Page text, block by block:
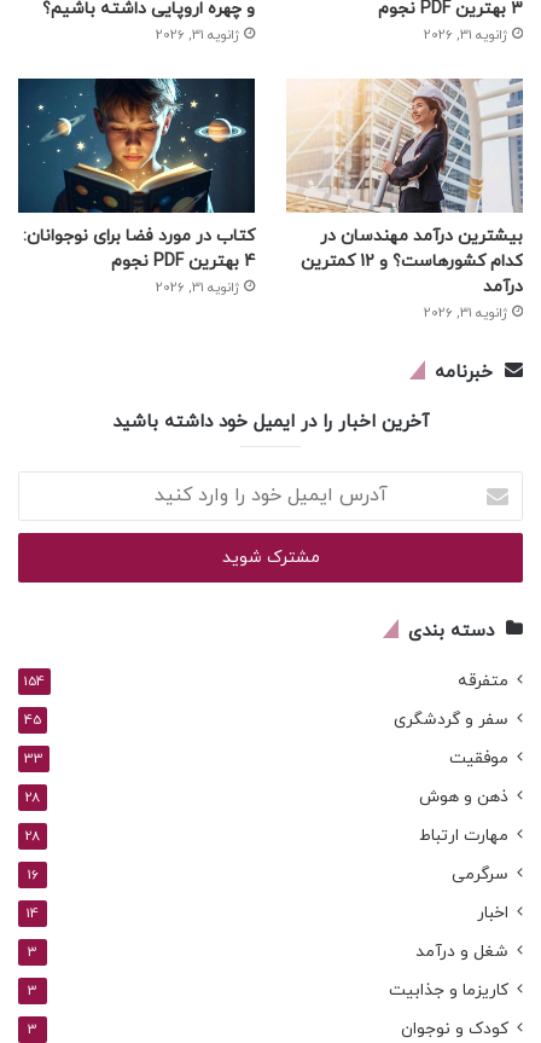
3 بهترین PDF نجوم
ژانویه 31, 2026
و چهره اروپایی داشته باشیم؟
ژانویه 31, 2026
بیشترین درآمد مهندسان در
کدام کشورهاست؟ و 12 کمترین
درآمد
ژانویه 31, 2026
کتاب در مورد فضا برای نوجوانان:
4 بهترین PDF نجوم
ژانویه 31, 2026
خبرنامه
آخرین اخبار را در ایمیل خود داشته باشید
ایمیل
خود
وارد
دسته بندی
متفرقه 154
سفر و گردشگری 45
موفقیت 33
ذهن و هوش 28
مهارت ارتباط 28
سرگرمی 16
اخبار 14
شغل و درآمد 3
کاریزما و جذابیت 3
کودک و نوجوان 3